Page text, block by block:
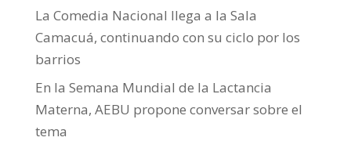
La Comedia Nacional llega a la Sala
Camacuá, continuando con su ciclo por los
barrios
En la Semana Mundial de la Lactancia
Materna, AEBU propone conversar sobre el
tema